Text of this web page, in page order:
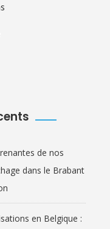
de nos
dans le Brabant
en Belgique :